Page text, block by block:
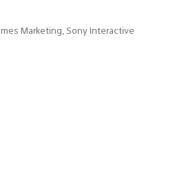
Marketing, Sony Interactive